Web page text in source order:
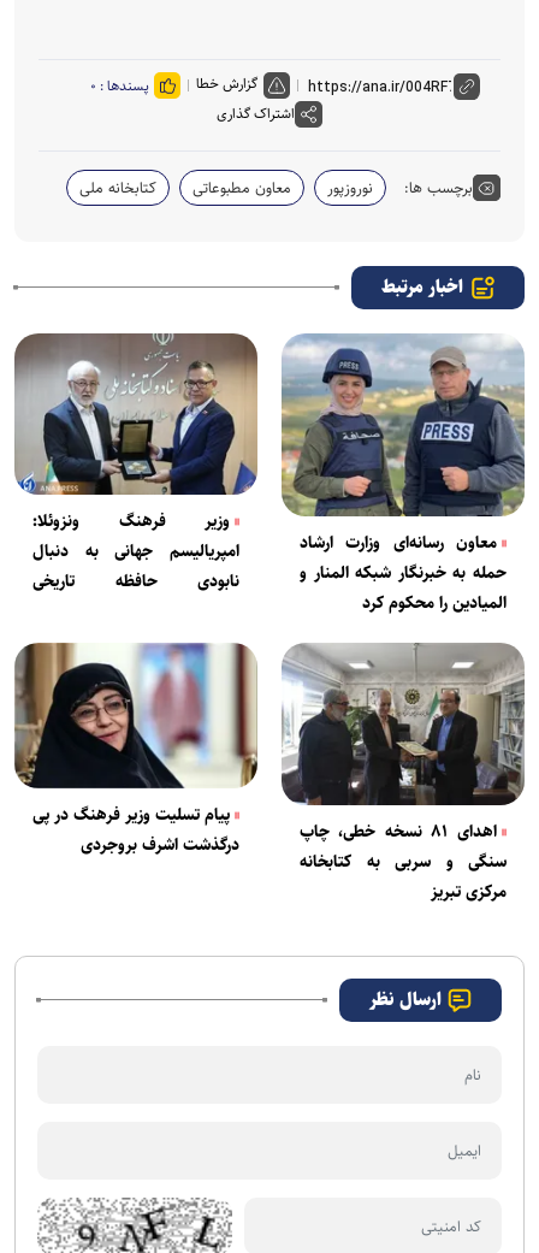
گزارش خطا پسندها : ۰
اشتراک گذاری
برچسب ها: نوروزپور معاون مطبوعاتی کتابخانه ملی
اخبار مرتبط
معاون رسانه‌ای وزارت ارشاد
حمله به خبرنگار شبکه المنار و
المیادین را محکوم کرد
وزیر فرهنگ ونزوئلا:
امپریالیسم جهانی به دنبال
نابودی حافظه تاریخی
اهدای ۸۱ نسخه خطی، چاپ
سنگی و سربی به کتابخانه
مرکزی تبریز
پیام تسلیت وزیر فرهنگ در پی
درگذشت اشرف بروجردی
ارسال نظر